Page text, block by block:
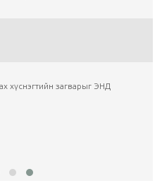
хүснэгтийн загварыг ЭНД